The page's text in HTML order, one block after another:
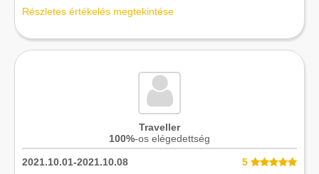
Részletes értékelés megtekintése
Traveller
100%-os elégedettség
2021.10.01-2021.10.08
5